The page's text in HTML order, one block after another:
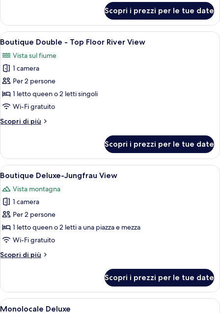
Family
Garden
Scopri i prezzi per le tue date
Apri
tutte
le
foto
per
Boutique
Double
Top
View
Una moderna camera d'hotel con
7
Boutique Double - Top Floor River View
Vista sul fiume
1 camera
Per 2 persone
1 letto queen o 2 letti singoli
Wi-Fi gratuito
Scopri di più
Altri
Double
Top
River
View
Scopri i prezzi per le tue date
Apri
tutte
le
foto
per
Boutique
Deluxe-
View
Una moderna camera d'albergo con
6
Boutique Deluxe-Jungfrau View
Vista montagna
1 camera
Per 2 persone
1 letto queen o 2 letti a una piazza e mezza
Wi-Fi gratuito
Scopri di più
Altri
Deluxe-
Jungfrau
View
Scopri i prezzi per le tue date
Apri
Una camera da letto con un letto,
7
Monolocale Deluxe